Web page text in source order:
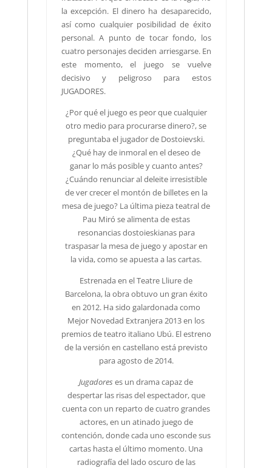
la excepción. El dinero ha desaparecido,
así como cualquier posibilidad de éxito
personal. A punto de tocar fondo, los
cuatro personajes deciden arriesgarse. En
este momento, el juego se vuelve
decisivo y peligroso para estos
JUGADORES.
¿Por qué el juego es peor que cualquier
otro medio para procurarse dinero?, se
preguntaba el jugador de Dostoievski.
¿Qué hay de inmoral en el deseo de
ganar lo más posible y cuanto antes?
¿Cuándo renunciar al deleite irresistible
de ver crecer el montón de billetes en la
mesa de juego? La última pieza teatral de
Pau Miró se alimenta de estas
resonancias dostoieskianas para
traspasar la mesa de juego y apostar en
la vida, como se apuesta a las cartas.
Estrenada en el Teatre Lliure de
Barcelona, la obra obtuvo un gran éxito
en 2012. Ha sido galardonada como
Mejor Novedad Extranjera 2013 en los
premios de teatro italiano Ubú. El estreno
de la versión en castellano está previsto
para agosto de 2014.
Jugadores es un drama capaz de
despertar las risas del espectador, que
cuenta con un reparto de cuatro grandes
actores, en un atinado juego de
contención, donde cada uno esconde sus
cartas hasta el último momento. Una
radiografía del lado oscuro de las